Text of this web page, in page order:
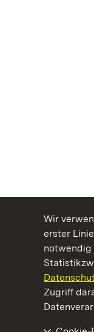
Wir
erster
notwendig
Zugriff